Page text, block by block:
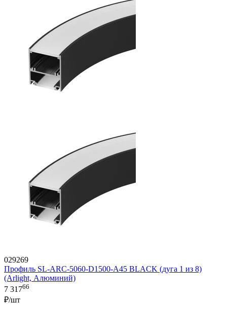
029269
Профиль SL-ARC-5060-D1500-A45 BLACK (дуга 1 из 8)
(Arlight, Алюминий)
7 31766
₽/шт